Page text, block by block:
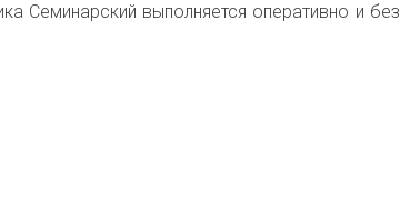
Семинарский выполняется оперативно и без